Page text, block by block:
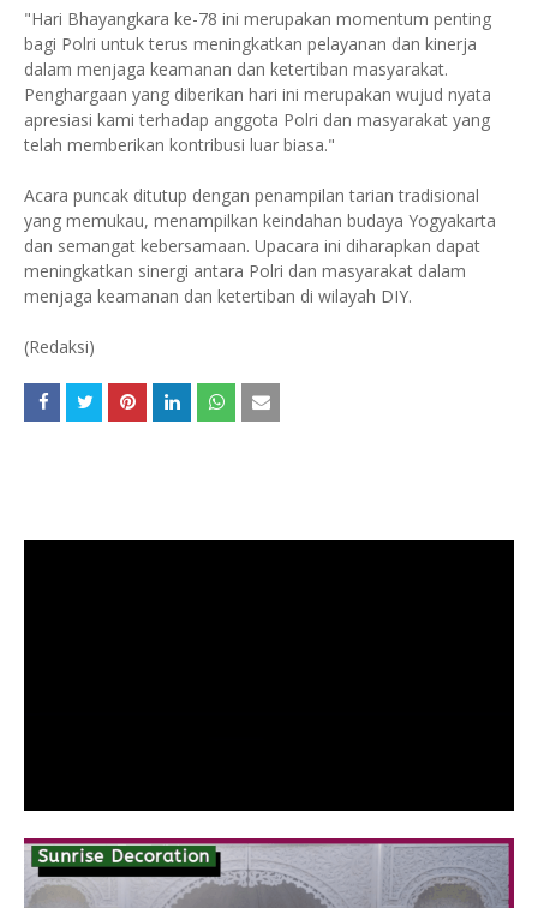
"Hari Bhayangkara ke-78 ini merupakan momentum penting
bagi Polri untuk terus meningkatkan pelayanan dan kinerja
dalam menjaga keamanan dan ketertiban masyarakat.
Penghargaan yang diberikan hari ini merupakan wujud nyata
apresiasi kami terhadap anggota Polri dan masyarakat yang
telah memberikan kontribusi luar biasa."
Acara puncak ditutup dengan penampilan tarian tradisional
yang memukau, menampilkan keindahan budaya Yogyakarta
dan semangat kebersamaan. Upacara ini diharapkan dapat
meningkatkan sinergi antara Polri dan masyarakat dalam
menjaga keamanan dan ketertiban di wilayah DIY.
(Redaksi)